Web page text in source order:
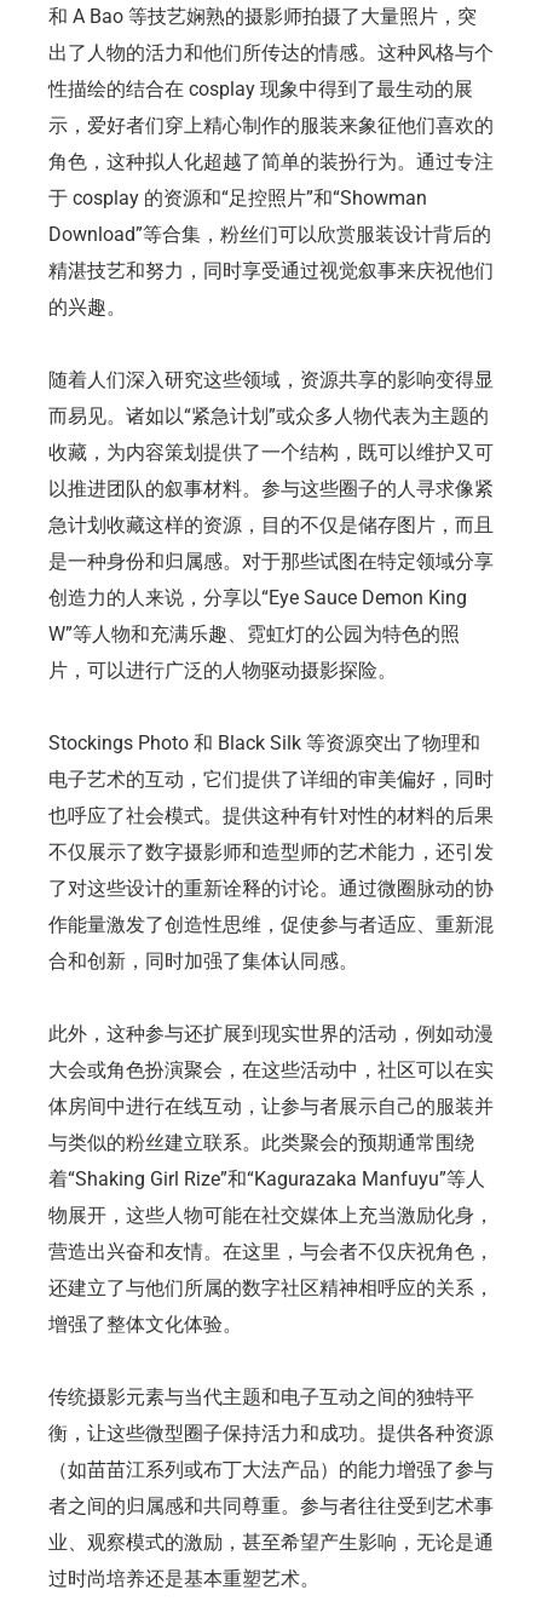
和 A Bao 等技艺娴熟的摄影师拍摄了大量照片，突
出了人物的活力和他们所传达的情感。这种风格与个
性描绘的结合在 cosplay 现象中得到了最生动的展
示，爱好者们穿上精心制作的服装来象征他们喜欢的
角色，这种拟人化超越了简单的装扮行为。通过专注
于 cosplay 的资源和“足控照片”和“Showman
Download”等合集，粉丝们可以欣赏服装设计背后的
精湛技艺和努力，同时享受通过视觉叙事来庆祝他们
的兴趣。
随着人们深入研究这些领域，资源共享的影响变得显
而易见。诸如以“紧急计划”或众多人物代表为主题的
收藏，为内容策划提供了一个结构，既可以维护又可
以推进团队的叙事材料。参与这些圈子的人寻求像紧
急计划收藏这样的资源，目的不仅是储存图片，而且
是一种身份和归属感。对于那些试图在特定领域分享
创造力的人来说，分享以“Eye Sauce Demon King
W”等人物和充满乐趣、霓虹灯的公园为特色的照
片，可以进行广泛的人物驱动摄影探险。
Stockings Photo 和 Black Silk 等资源突出了物理和
电子艺术的互动，它们提供了详细的审美偏好，同时
也呼应了社会模式。提供这种有针对性的材料的后果
不仅展示了数字摄影师和造型师的艺术能力，还引发
了对这些设计的重新诠释的讨论。通过微圈脉动的协
作能量激发了创造性思维，促使参与者适应、重新混
合和创新，同时加强了集体认同感。
此外，这种参与还扩展到现实世界的活动，例如动漫
大会或角色扮演聚会，在这些活动中，社区可以在实
体房间中进行在线互动，让参与者展示自己的服装并
与类似的粉丝建立联系。此类聚会的预期通常围绕
着“Shaking Girl Rize”和“Kagurazaka Manfuyu”等人
物展开，这些人物可能在社交媒体上充当激励化身，
营造出兴奋和友情。在这里，与会者不仅庆祝角色，
还建立了与他们所属的数字社区精神相呼应的关系，
增强了整体文化体验。
传统摄影元素与当代主题和电子互动之间的独特平
衡，让这些微型圈子保持活力和成功。提供各种资源
（如苗苗江系列或布丁大法产品）的能力增强了参与
者之间的归属感和共同尊重。参与者往往受到艺术事
业、观察模式的激励，甚至希望产生影响，无论是通
过时尚培养还是基本重塑艺术。